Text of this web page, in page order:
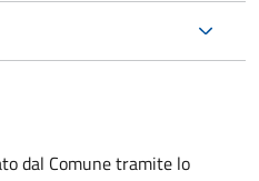
dal Comune tramite lo